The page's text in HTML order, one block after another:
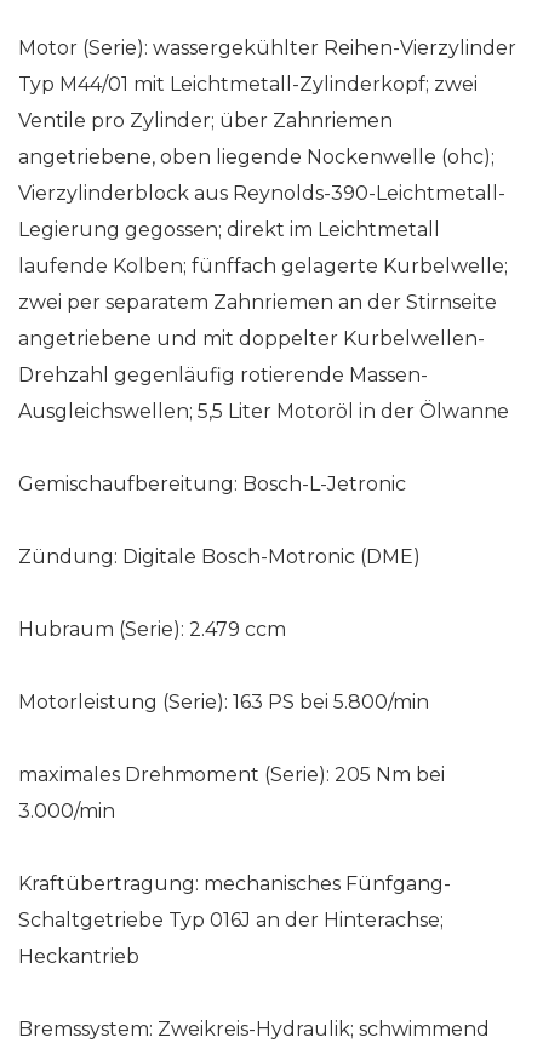
Motor (Serie): wassergekühlter Reihen-Vierzylinder
Typ M44/01 mit Leichtmetall-Zylinderkopf; zwei
Ventile pro Zylinder; über Zahnriemen
angetriebene, oben liegende Nockenwelle (ohc);
Vierzylinderblock aus Reynolds-390-Leichtmetall-
Legierung gegossen; direkt im Leichtmetall
laufende Kolben; fünffach gelagerte Kurbelwelle;
zwei per separatem Zahnriemen an der Stirnseite
angetriebene und mit doppelter Kurbelwellen-
Drehzahl gegenläufig rotierende Massen-
Ausgleichswellen; 5,5 Liter Motoröl in der Ölwanne
Gemischaufbereitung: Bosch-L-Jetronic
Zündung: Digitale Bosch-Motronic (DME)
Hubraum (Serie): 2.479 ccm
Motorleistung (Serie): 163 PS bei 5.800/min
maximales Drehmoment (Serie): 205 Nm bei
3.000/min
Kraftübertragung: mechanisches Fünfgang-
Schaltgetriebe Typ 016J an der Hinterachse;
Heckantrieb
Bremssystem: Zweikreis-Hydraulik; schwimmend